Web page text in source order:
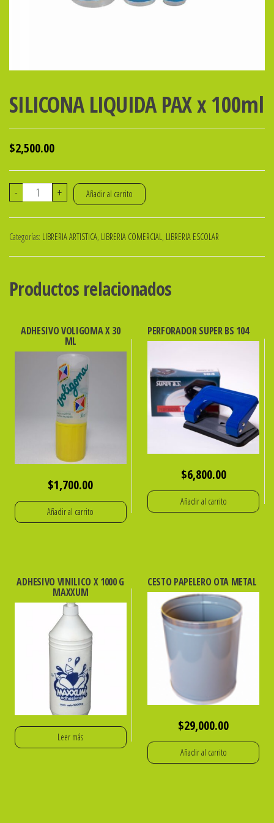
SILICONA LIQUIDA PAX x 100ml
$2,500.00
-
SILICONA
x
100ml
+ Añadir al carrito
Categorías: LIBRERIA ARTISTICA, LIBRERIA COMERCIAL, LIBRERIA ESCOLAR
Productos relacionados
ADHESIVO VOLIGOMA X 30
ML
$1,700.00
Añadir al carrito
PERFORADOR SUPER BS 104
$6,800.00
Añadir al carrito
ADHESIVO VINILICO X 1000 G
MAXXUM
Leer más
CESTO PAPELERO OTA METAL
$29,000.00
Añadir al carrito